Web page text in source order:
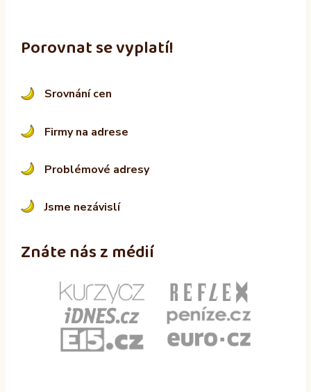
Porovnat se vyplatí!
Srovnání cen
Firmy na adrese
Problémové adresy
Jsme nezávislí
Znáte nás z médií